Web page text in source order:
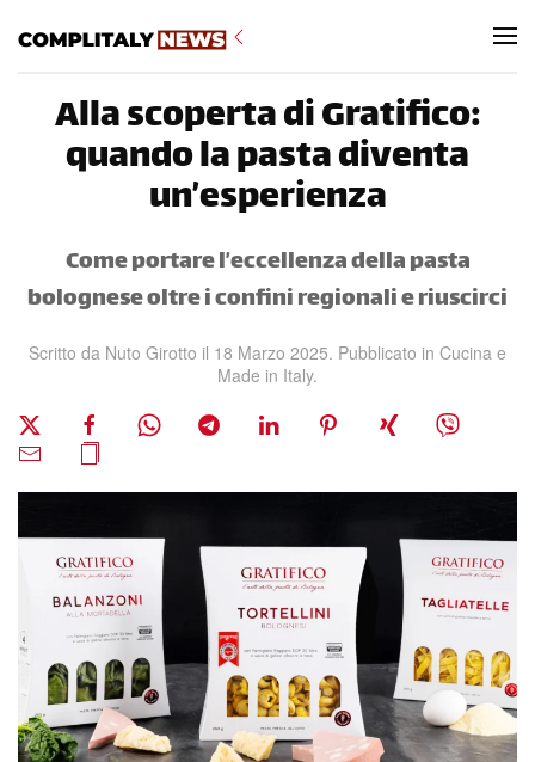
Alla scoperta di Gratifico:
quando la pasta diventa
un’esperienza
Come portare l’eccellenza della pasta
bolognese oltre i confini regionali e riuscirci
Scritto da Nuto Girotto il 18 Marzo 2025. Pubblicato in Cucina e
Made in Italy.